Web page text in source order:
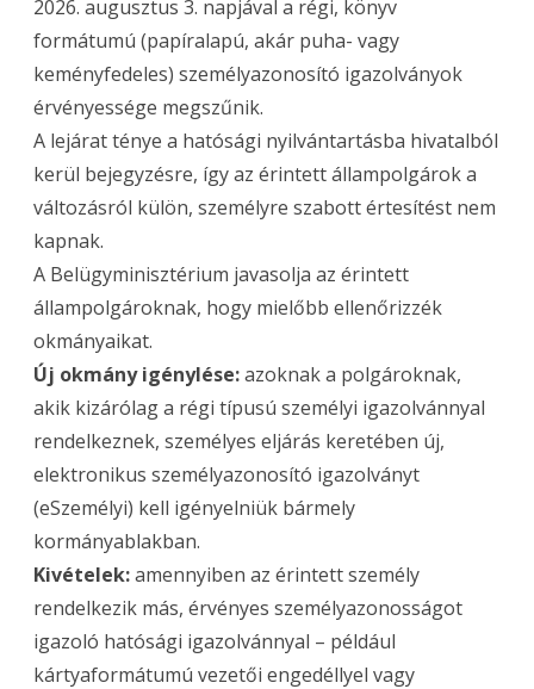
2026. augusztus 3. napjával a régi, könyv
formátumú (papíralapú, akár puha- vagy
keményfedeles) személyazonosító igazolványok
érvényessége megszűnik.
A lejárat ténye a hatósági nyilvántartásba hivatalból
kerül bejegyzésre, így az érintett állampolgárok a
változásról külön, személyre szabott értesítést nem
kapnak.
A Belügyminisztérium javasolja az érintett
állampolgároknak, hogy mielőbb ellenőrizzék
okmányaikat.
Új okmány igénylése:azoknak a polgároknak,
akik kizárólag a régi típusú személyi igazolvánnyal
rendelkeznek, személyes eljárás keretében új,
elektronikus személyazonosító igazolványt
(eSzemélyi) kell igényelniük bármely
kormányablakban.
Kivételek:amennyiben az érintett személy
rendelkezik más, érvényes személyazonosságot
igazoló hatósági igazolvánnyal – például
kártyaformátumú vezetői engedéllyel vagy